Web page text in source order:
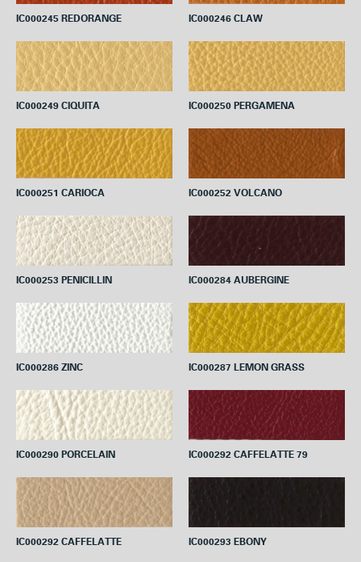
IC000245 REDORANGE IC000246 CLAW
IC000249 CIQUITA IC000250 PERGAMENA
IC000251 CARIOCA IC000252 VOLCANO
IC000253 PENICILLIN IC000284 AUBERGINE
IC000286 ZINC IC000287 LEMON GRASS
IC000290 PORCELAIN IC000292 CAFFELATTE 79
IC000292 CAFFELATTE IC000293 EBONY